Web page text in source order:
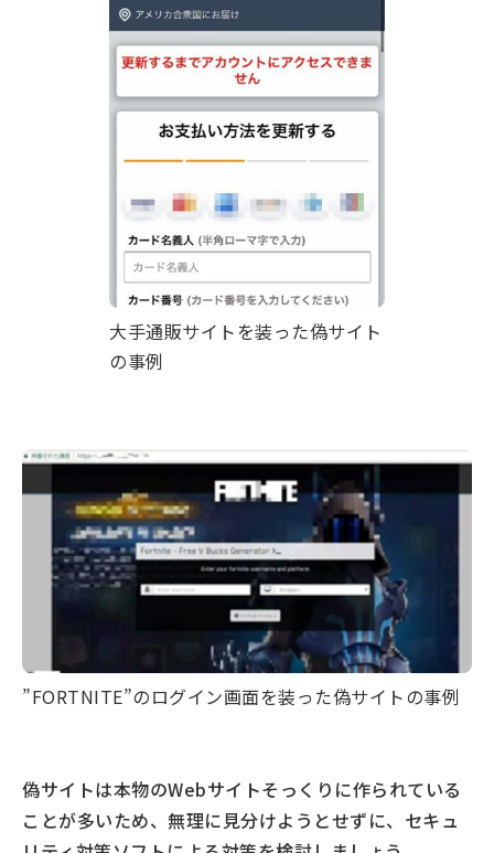
大手通販サイトを装った偽サイト
の事例
”FORTNITE”のログイン画面を装った偽サイトの事例
偽サイトは本物のWebサイトそっくりに作られている
ことが多いため、無理に見分けようとせずに、セキュ